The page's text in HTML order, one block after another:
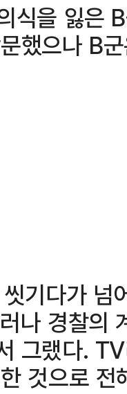
식을 잃은
했으나 B
기다가 넘
나 경찰의
그랬다.
것으로 전